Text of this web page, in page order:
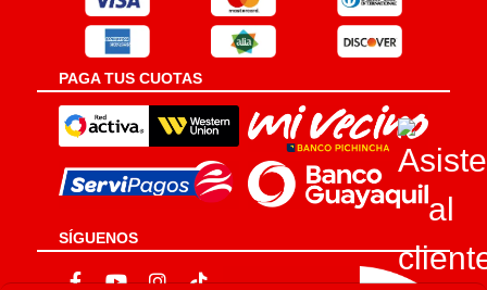
PAGA TUS CUOTAS
SÍGUENOS